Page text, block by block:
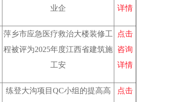
业企
详情
萍乡市应急医疗救治大楼装修工
程被评为2025年度江西省建筑施
工安
点击
咨询
详情
练登大沟项目QC小组的提高高
点击